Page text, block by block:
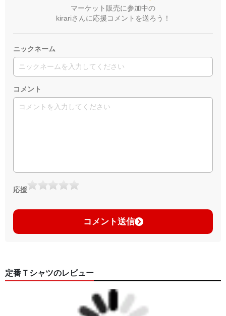
マーケット販売に参加中の
kirariさんに応援コメントを送ろう！
ニックネーム
コメント
応援
コメント送信
定番Ｔシャツのレビュー